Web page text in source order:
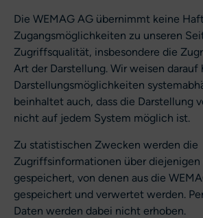
Die WEMAG AG übernimmt keine
Zugangsmöglichkeiten zu unseren
Zugriffsqualität, insbesondere die
Art der Darstellung. Wir weisen darauf
Darstellungsmöglichkeiten
beinhaltet auch, dass die Darstellung
nicht auf jedem System möglich ist.
Zu statistischen Zwecken werden die
Zugriffsinformationen über diejenigen
gespeichert, von denen aus die
gespeichert und verwertet werden.
Daten werden dabei nicht erhoben.